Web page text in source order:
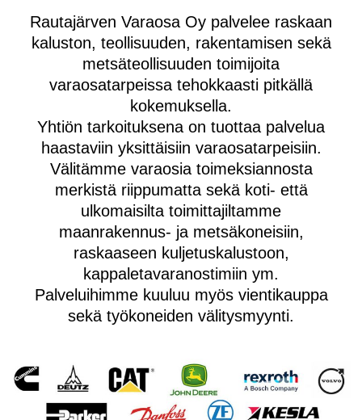
Rautajärven Varaosa Oy palvelee raskaan
kaluston, teollisuuden, rakentamisen sekä
metsäteollisuuden toimijoita
varaosatarpeissa tehokkaasti pitkällä
kokemuksella.
Yhtiön tarkoituksena on tuottaa palvelua
haastaviin yksittäisiin varaosatarpeisiin.
Välitämme varaosia toimeksiannosta
merkistä riippumatta sekä koti- että
ulkomaisilta toimittajiltamme
maanrakennus- ja metsäkoneisiin,
raskaaseen kuljetuskalustoon,
kappaletavaranostimiin ym.
Palveluihimme kuuluu myös vientikauppa
sekä työkoneiden välitysmyynti.